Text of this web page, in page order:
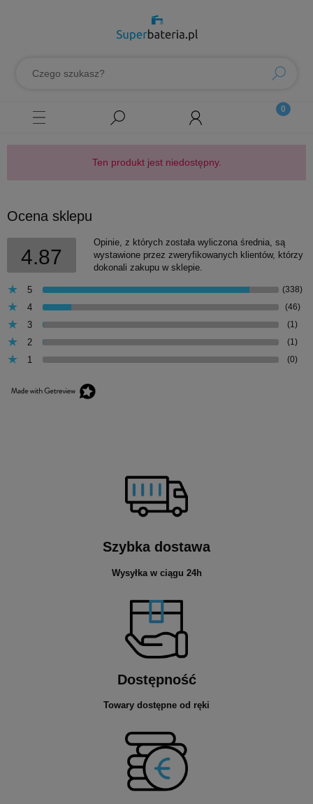
Ten produkt jest niedostępny.
Ocena sklepu
4.87
Opinie, z których została wyliczona średnia, są
wystawione przez zweryfikowanych klientów, którzy
dokonali zakupu w sklepie.
5 (338)
4 (46)
3 (1)
2 (1)
1 (0)
Szybka dostawa
Wysyłka w ciągu 24h
Dostępność
Towary dostępne od ręki